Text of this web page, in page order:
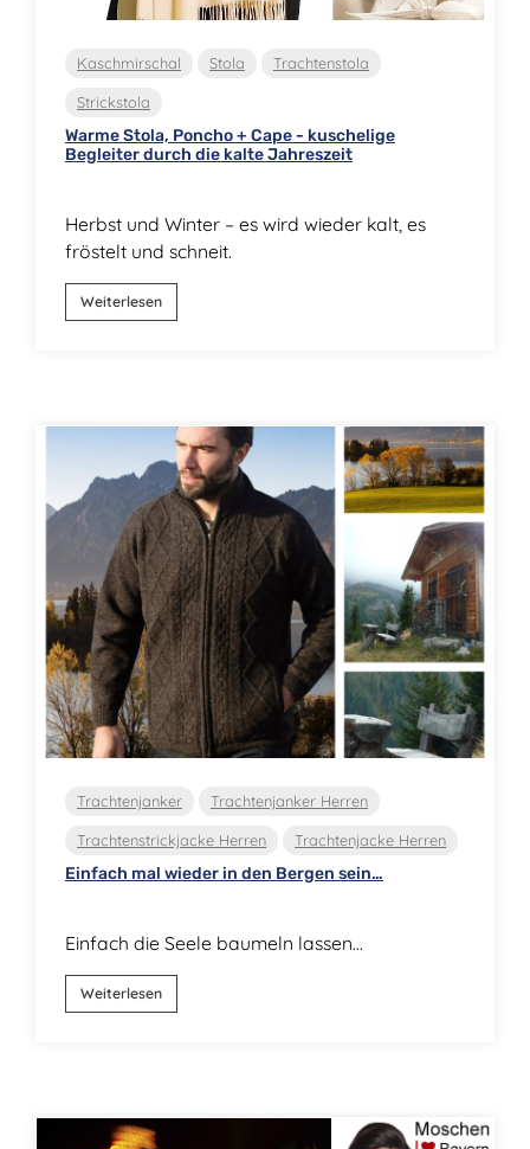
Kaschmirschal Stola Trachtenstola
Strickstola
Warme Stola, Poncho + Cape - kuschelige
Begleiter durch die kalte Jahreszeit
Herbst und Winter – es wird wieder kalt, es
fröstelt und schneit.
Weiterlesen
Trachtenjanker Trachtenjanker Herren
Trachtenstrickjacke Herren Trachtenjacke Herren
Einfach mal wieder in den Bergen sein…
Einfach die Seele baumeln lassen…
Weiterlesen